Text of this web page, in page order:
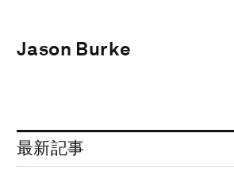
Jason Burke
最新記事